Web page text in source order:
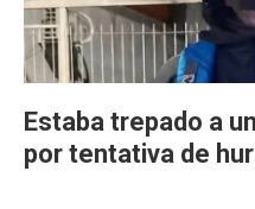
Estaba trepado a
por tentativa de